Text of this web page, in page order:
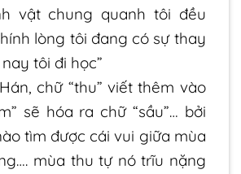
vật chung quanh tôi đều
lòng tôi đang có sự thay
tôi đi học”
chữ “thu” viết thêm vào
sẽ hóa ra chữ “sầu”… bởi
tìm được cái vui giữa mùa
mùa thu tự nó trĩu nặng